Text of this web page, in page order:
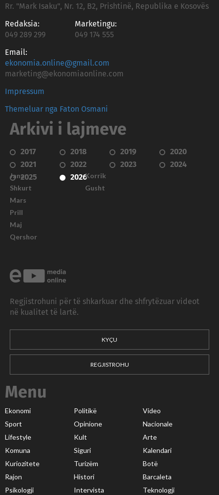
Rr. "Mark Isaku", Nr. 12, B2, Prishtinë, Republika e Kosovës
Redaksia:
049 289 299
Marketingu:
049 174 555
Email:
ekonomia.online@gmail.com
marketing@ekonomiaonline.com
Impressum
Themeluar nga Faton Osmani
Arkivi i lajmeve
2017 2018 2019
2020
2021
2022 2023
2024
2025
2026
Janar
Shkurt
Mars
Prill
Maj
Qershor
Korrik
Gusht
Regjistrohuni për të shkarkuar dhe shfrytëzuar videot
në kualitet të lartë.
KYÇU
REGJISTROHU
Menu
Ekonomi Politikë
Video
Sport
Opinione
Nacionale
Lifestyle
Kult
Arte
Komuna
Siguri
Kalendari
Kuriozitete
Turizëm
Botë
Rajon
Histori
Barcaleta
Psikologji
Intervista Teknologji